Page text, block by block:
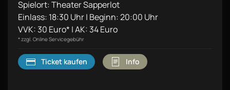
Spielort: Theater Sapperlot
Einlass: 18:30 Uhr | Beginn: 20:00 Uhr
VVK: 30 Euro* | AK: 34 Euro
* zzgl. Online Servicegebühr
Ticket kaufen Info